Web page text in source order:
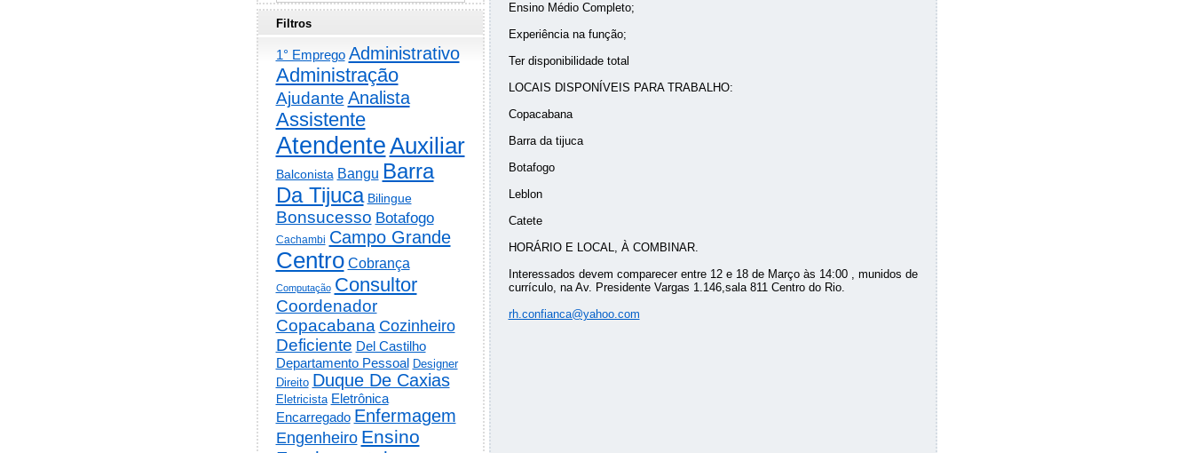
Ensino Médio Completo;
Experiência na função;
Ter disponibilidade total
LOCAIS DISPONÍVEIS PARA TRABALHO:
Copacabana
Barra da tijuca
Botafogo
Leblon
Catete
HORÁRIO E LOCAL, À COMBINAR.
Interessados devem comparecer entre 12 e 18 de Março às 14:00 , munidos de
currículo, na Av. Presidente Vargas 1.146,sala 811 Centro do Rio.
rh.confianca@yahoo.com
Filtros
1° Emprego Administrativo
Administração
Ajudante Analista
Assistente
AtendenteAuxiliar
Balconista Bangu Barra
Da Tijuca Bilingue
Bonsucesso Botafogo
Cachambi Campo Grande
Centro Cobrança
Computação Consultor
Coordenador
Copacabana Cozinheiro
Deficiente Del Castilho
Departamento Pessoal Designer
Direito Duque De Caxias
Eletricista Eletrônica
Encarregado Enfermagem
Engenheiro Ensino